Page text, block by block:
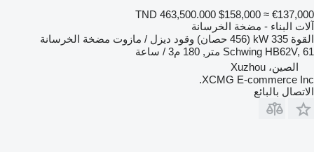
TND 463,500.000 $158,000 ≈ €137,000
آلات البناء - مضخة الخرسانة
القوة 335 kW (456 حصان) وقود ديزل / مازوت مضخة الخرسانة
Schwing HB62V, 61 متر, 180 م3 / ساعة
الصين، Xuzhou
XCMG E-commerce Inc.
الاتصال بالبائع